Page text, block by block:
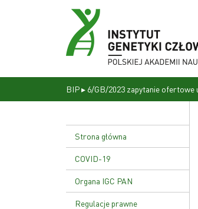
BIP▸ 6/GB/2023 zapytanie ofertowe
Strona główna
COVID-19
Organa IGC PAN
Dyrekcja
Regulacje prawne